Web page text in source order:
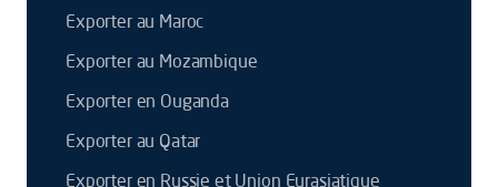
Exporter au Maroc
Exporter au Mozambique
Exporter en Ouganda
Exporter au Qatar
Exporter en Russie et Union Eurasiatique